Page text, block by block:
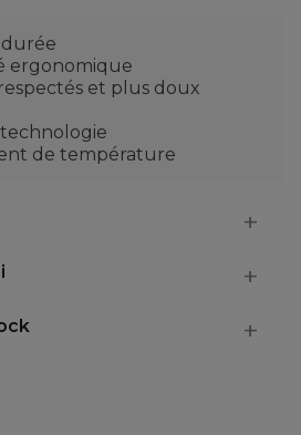
ergonomique
et plus doux
de température